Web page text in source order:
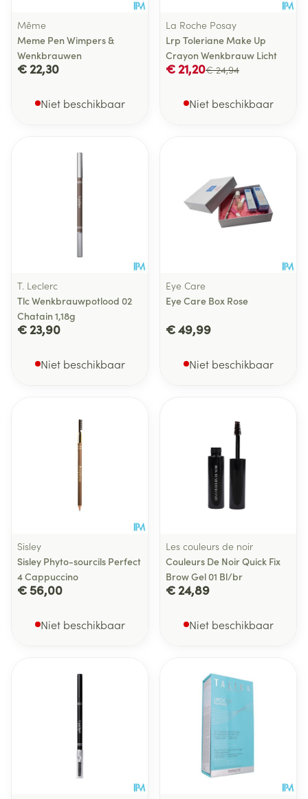
Même
Meme Pen Wimpers &
Wenkbrauwen
€ 22,30
Niet beschikbaar
La Roche Posay
Lrp Toleriane Make Up
Crayon Wenkbrauw Licht
€ 24,94
€ 21,20
Niet beschikbaar
T. Leclerc
Tlc Wenkbrauwpotlood 02
Chatain 1,18g
€ 23,90
Niet beschikbaar
Eye Care
Eye Care Box Rose
€ 49,99
Niet beschikbaar
Sisley
Sisley Phyto-sourcils Perfect
4 Cappuccino
€ 56,00
Niet beschikbaar
Les couleurs de noir
Couleurs De Noir Quick Fix
Brow Gel 01 Bl/br
€ 24,89
Niet beschikbaar